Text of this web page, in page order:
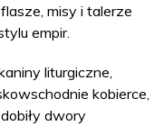
misy i talerze
empir.
liturgiczne,
kobierce,
dwory